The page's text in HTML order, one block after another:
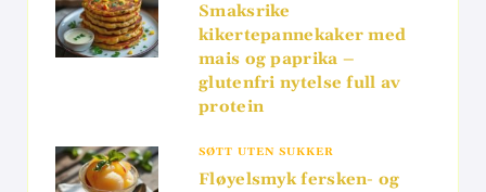
Smaksrike
kikertepannekaker med
mais og paprika –
glutenfri nytelse full av
protein
SØTT UTEN SUKKER
Fløyelsmyk fersken- og